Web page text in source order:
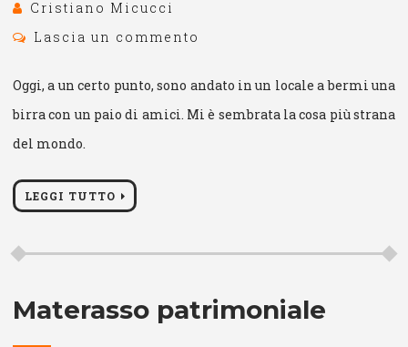
Cristiano Micucci
Lascia un commento
Oggi, a un certo punto, sono andato in un locale a bermi una
birra con un paio di amici. Mi è sembrata la cosa più strana
del mondo.
LEGGI TUTTO
Materasso patrimoniale